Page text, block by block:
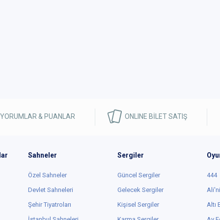
& PUANLAR ONLINE BİLET SATIŞ
Sahneler
Özel Sahneler
Devlet Sahneleri
Şehir Tiyatroları
Sergiler
Güncel Sergiler
Gelecek Sergiler
Kişisel Sergiler
444
Altı